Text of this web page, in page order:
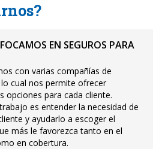
EN SEGUROS PARA
con varias compañías de
cual nos permite ofrecer
opciones para cada cliente.
es entender la necesidad de
y ayudarlo a escoger el
más le favorezca tanto en el
en cobertura.